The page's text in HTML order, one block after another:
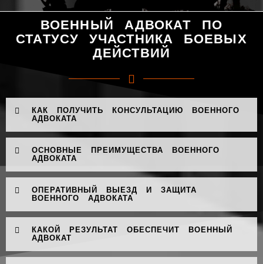
ВОЕННЫЙ АДВОКАТ ПО
СТАТУСУ УЧАСТНИКА БОЕВЫХ
ДЕЙСТВИЙ
КАК ПОЛУЧИТЬ КОНСУЛЬТАЦИЮ ВОЕННОГО
АДВОКАТА
ОСНОВНЫЕ ПРЕИМУЩЕСТВА ВОЕННОГО
АДВОКАТА
ОПЕРАТИВНЫЙ ВЫЕЗД И ЗАЩИТА
ВОЕННОГО АДВОКАТА
КАКОЙ РЕЗУЛЬТАТ ОБЕСПЕЧИТ ВОЕННЫЙ
АДВОКАТ